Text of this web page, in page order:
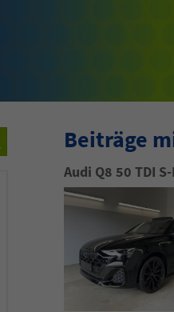
Beiträge
Audi Q8 50 TDI